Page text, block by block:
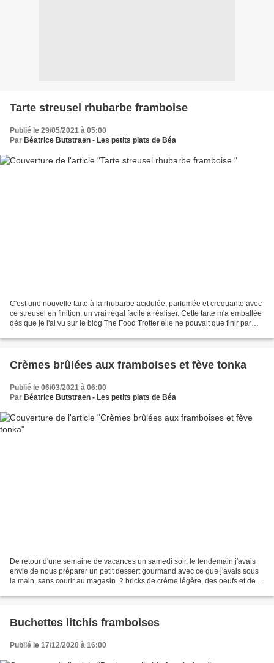
Tarte streusel rhubarbe framboise
Publié le 29/05/2021 à 05:00
Par Béatrice Butstraen - Les petits plats de Béa
C'est une nouvelle tarte à la rhubarbe acidulée, parfumée et croquante avec
ce streusel en finition, un vrai régal facile à réaliser. Cette tarte m'a emballée
dès que je l'ai vu sur le blog The Food Trotter elle ne pouvait que finir par
Crèmes brûlées aux framboises et fève tonka
Publié le 06/03/2021 à 06:00
Par Béatrice Butstraen - Les petits plats de Béa
De retour d'une semaine de vacances un samedi soir, le lendemain j'avais
envie de nous préparer un petit dessert gourmand avec ce que j'avais sous
la main, sans courir au magasin. 2 bricks de crème légère, des oeufs et des
Buchettes litchis framboises
Publié le 17/12/2020 à 16:00